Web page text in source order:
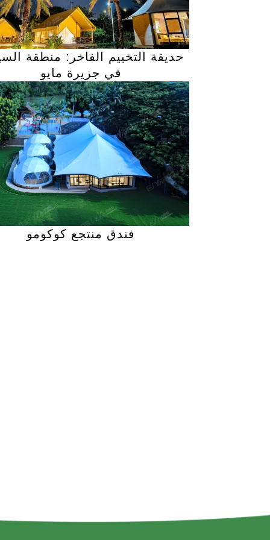
حديقة التخييم الفاخر: منطقة
في جزيرة مايو
فندق منتجع كوكومو